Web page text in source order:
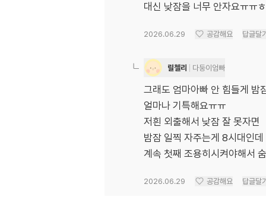
대신 낮잠을 너무 안자요ㅠㅠ
2026.06.29 공감해요 답글달기
릴첼리 다둥이엄빠
그래도 엄마아빠 안 힘들게 밤
얼마나 기특해요ㅠㅠ
저흰 외출해서 낮잠 잘 못자면
밤잠 일찍 자주는게 8시대인데
계속 첫째 조용히시켜야해서
2026.06.29 공감해요 답글달기